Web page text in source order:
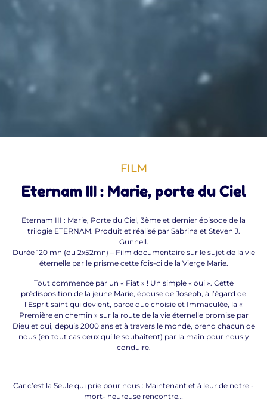
FILM
Eternam III : Marie, porte du Ciel
Eternam III : Marie, Porte du Ciel, 3ème et dernier épisode de la
trilogie ETERNAM. Produit et réalisé par Sabrina et Steven J.
Gunnell.
Durée 120 mn (ou 2x52mn) – Film documentaire sur le sujet de la vie
éternelle par le prisme cette fois-ci de la Vierge Marie.
Tout commence par un « Fiat » ! Un simple « oui ». Cette
prédisposition de la jeune Marie, épouse de Joseph, à l’égard de
l’Esprit saint qui devient, parce que choisie et Immaculée, la «
Première en chemin » sur la route de la vie éternelle promise par
Dieu et qui, depuis 2000 ans et à travers le monde, prend chacun de
nous (en tout cas ceux qui le souhaitent) par la main pour nous y
conduire.
Car c’est la Seule qui prie pour nous : Maintenant et à leur de notre -
mort- heureuse rencontre…